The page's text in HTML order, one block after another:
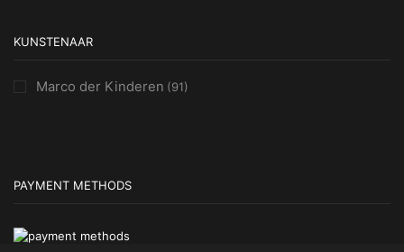
KUNSTENAAR
Marco der Kinderen (91)
PAYMENT METHODS